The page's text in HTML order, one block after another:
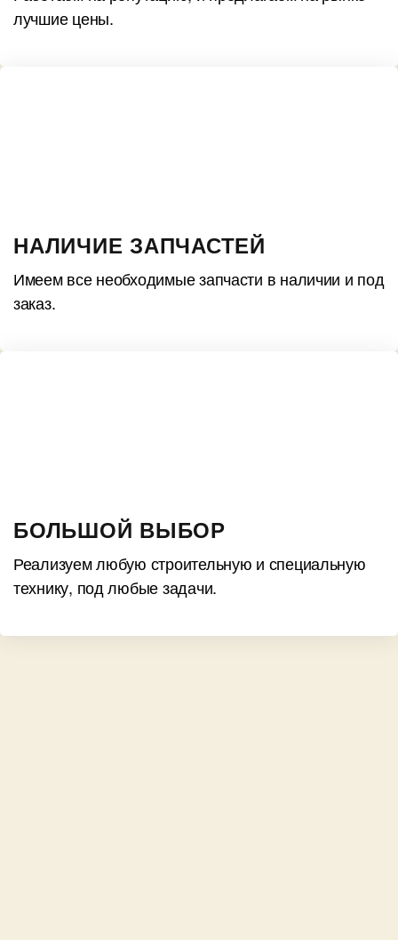
лучшие цены.
НАЛИЧИЕ ЗАПЧАСТЕЙ
Имеем все необходимые запчасти в наличии и под
заказ.
БОЛЬШОЙ ВЫБОР
Реализуем любую строительную и специальную
технику, под любые задачи.